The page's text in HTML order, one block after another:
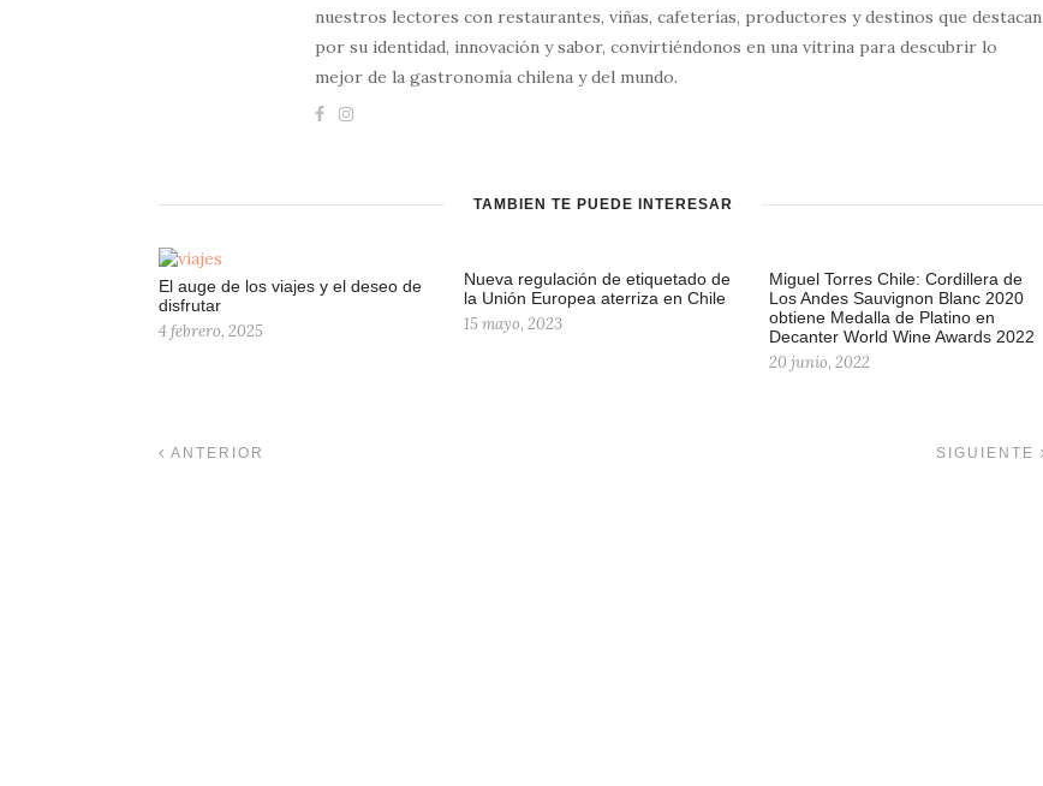
nuestros lectores con restaurantes, viñas, cafeterías, productores y destinos que destacan
por su identidad, innovación y sabor, convirtiéndonos en una vitrina para descubrir lo
mejor de la gastronomía chilena y del mundo.
TAMBIÉN TE PUEDE INTERESAR
El auge de los viajes y el deseo de
disfrutar
4 febrero, 2025
Nueva regulación de etiquetado de
la Unión Europea aterriza en Chile
15 mayo, 2023
Miguel Torres Chile: Cordillera de
Los Andes Sauvignon Blanc 2020
obtiene Medalla de Platino en
Decanter World Wine Awards 2022
20 junio, 2022
ANTERIOR SIGUIENTE